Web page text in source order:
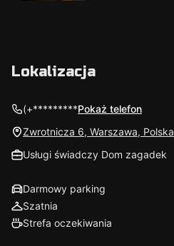
Lokalizacja
(+*********Pokaż telefon
Zwrotnicza 6, Warszawa, Polska
Usługi świadczy Dom zagadek
Darmowy parking
Szatnia
Strefa oczekiwania